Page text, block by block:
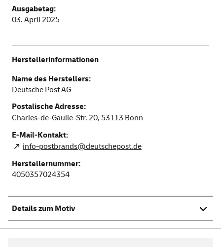
Ausgabetag:
03. April 2025
Herstellerinformationen
Name des Herstellers:
Deutsche Post AG
Postalische Adresse:
Charles-de-Gaulle-Str. 20, 53113 Bonn
E-Mail-Kontakt:
info-postbrands@deutschepost.de
Herstellernummer:
4050357024354
Details zum Motiv